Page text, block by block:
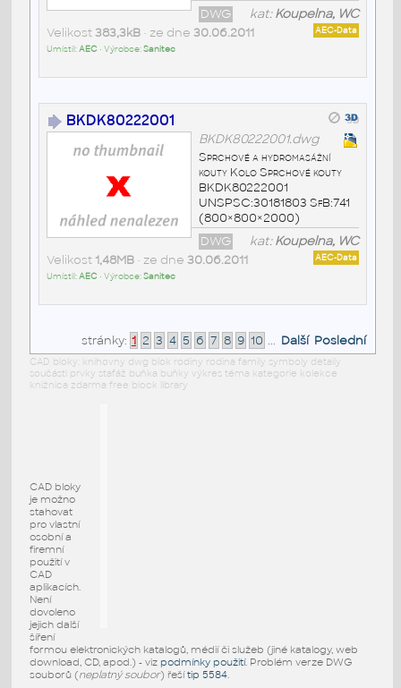
kat:Koupelna, WC
DWG
AEC-Data
Velikost383,3kB• ze dne 30.06.2011
Umístil:AEC• Výrobce:Sanitec
BKDK80222001
BKDK80222001.dwg
Sprchové a hydromasážní
kouty Kolo Sprchové kouty
BKDK80222001
UNSPSC:30181803 SfB:741
(800×800×2000)
kat:Koupelna, WC
DWG
AEC-Data
Velikost 1,48MB• ze dne 30.06.2011
Umístil:AEC• Výrobce:Sanitec
stránky: 1 2 3 4 5 6 7 8 9 10 ... Další Poslední
CAD bloky: knihovny dwg blok rodiny rodina family symboly detaily
součásti prvky stafáž buňka buňky výkres téma kategorie kolekce
knižnica zdarma free block library
CAD bloky
je možno
stahovat
pro vlastní
osobní a
firemní
použití v
CAD
aplikacích.
Není
dovoleno
jejich další
šíření
formou elektronických katalogů, médií či služeb (jiné katalogy, web
download, CD, apod.) - viz podmínky použití. Problém verze DWG
souborů (neplatný soubor) řešítip 5584.